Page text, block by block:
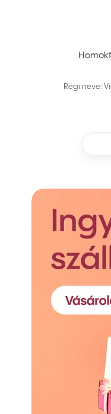
Régi neve: